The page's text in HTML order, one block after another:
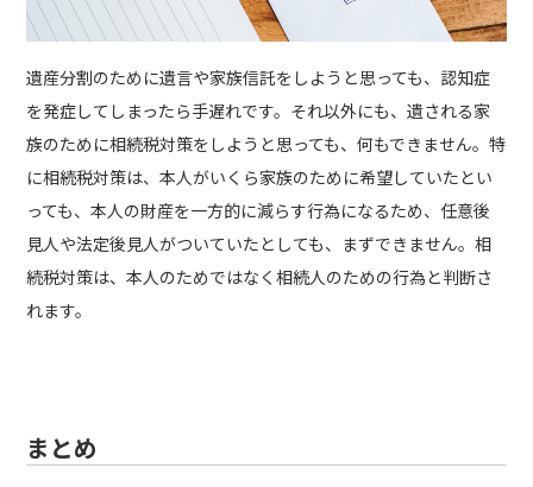
遺産分割のために遺言や家族信託をしようと思っても、認知症
を発症してしまったら手遅れです。それ以外にも、遺される家
族のために相続税対策をしようと思っても、何もできません。特
に相続税対策は、本人がいくら家族のために希望していたとい
っても、本人の財産を一方的に減らす行為になるため、任意後
見人や法定後見人がついていたとしても、まずできません。相
続税対策は、本人のためではなく相続人のための行為と判断さ
れます。
まとめ